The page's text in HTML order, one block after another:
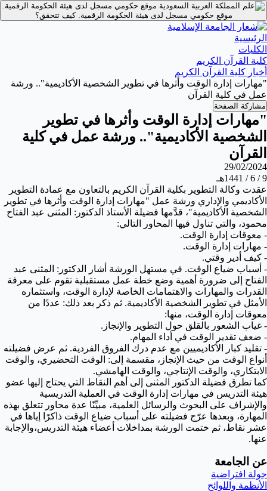
موقع حكومي مسجل لدى هيئة الحكومة الرقمية.
موقع حكومي مسجل لدى هيئة الحكومة الرقمية.كيف تتحقق؟
الرئيسية
الكليات
كلية القرآن الكريم
أخبار كلية القرآن الكريم
"مهارات إدارة الوقت وأثرها في تطوير الشخصية الأكاديمية".. ورشة
عمل في كلية القرآن
مشاركة الصفحة
"مهارات إدارة الوقت وأثرها في تطوير
الشخصية الأكاديمية".. ورشة عمل في كلية
القرآن
29/02/2024
9 / 6 / 1441هـ
عقدت وكالة التطوير بكلية القرآن الكريم بالتعاون مع عمادة التطوير
الأكاديمي والإداري ورشة عمل "مهارات إدارة الوقت وأثرها في تطوير
الشخصية الأكاديمية"، قدَّمها فضيلة الأستاذ الدكتور: المثنى عبد الفتاح
محمود، والتي تناول فيها المحاور التالي:
- معوقات إدارة الوقت.
- مهارات إدارة الوقت.
- كيف أدير وقتي.
- أسباب ضياع الوقت. في مستهل الورشة أشار الدكتور: المثنى عبد
الفتاح إلى ضرورة أهمية وضع خطة عمل مستقبلية تقوم على معرفة
القدرات والمهارات والاهتمامات الخاصة لإدارة الوقت، واستثماره
الأمثل في تطوير الشخصية الأكاديمية. ثم ذكر بعد ذلك: عددًا من
معوقات إدارة الوقت، منها:
- غياب الشعور بالقلق حول التطوير والإنجاز.
- ضعف تقدير الوقت في أداء المهام.
- تقليد كبار الأكاديميين مع عدم درك الفروق الفردية. ثم عرض فضيلته
أنواع الوقت من حيث الإنجاز، مقسمة إلى: الوقت التحضيري، والوقت
الابتكاري، والوقت الإنتاجي، والوقت الهامشي.
كما تطرق فضيلة الدكتور المثنى إلى أهم النقاط التي يحتاج إليها عضو
هيئة التدريس في مهارات إدارة الوقت في العملية التدريسية
والإشراف على البحوث والرسائل العلمية، مبيِّنًا عدة محاور تتعلق بهذه
المهارة، وبعدها عرّج فضيلته على أسباب ضياع الوقت ذاكرًا إياها في
عشر نقاط، ثم ختمت الورشة بمداخلات أعضاء هيئة التدريس،والإجابة
عنها.
عن الجامعة
جولة افتراضية
الأنظمة واللوائح